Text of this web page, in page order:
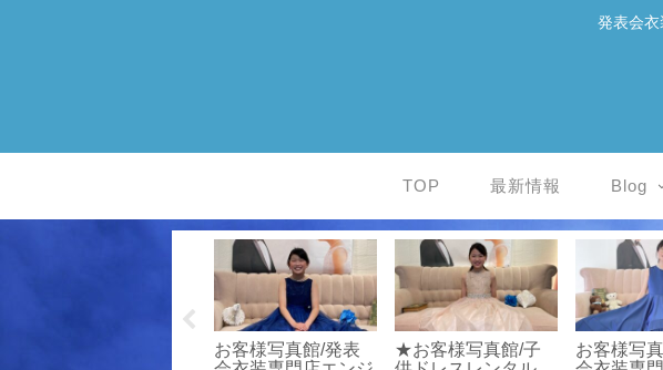
発表会
TOP 最新情報 Blog
お客様写真館/発表
★お客様写真館/子
お客様写